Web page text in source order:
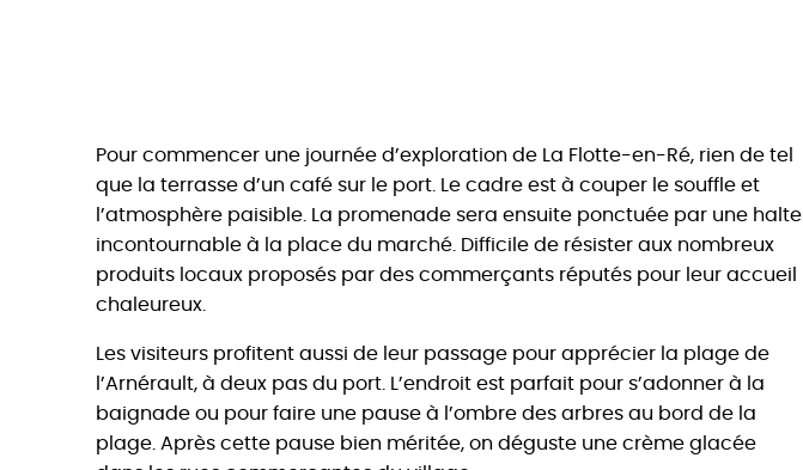
Pour commencer une journée d’exploration de La Flotte-en-Ré, rien de tel
que la terrasse d’un café sur le port. Le cadre est à couper le souffle et
l’atmosphère paisible. La promenade sera ensuite ponctuée par une halte
incontournable à la place du marché. Difficile de résister aux nombreux
produits locaux proposés par des commerçants réputés pour leur accueil
chaleureux.
Les visiteurs profitent aussi de leur passage pour apprécier la plage de
l’Arnérault, à deux pas du port. L’endroit est parfait pour s’adonner à la
baignade ou pour faire une pause à l’ombre des arbres au bord de la
plage. Après cette pause bien méritée, on déguste une crème glacée